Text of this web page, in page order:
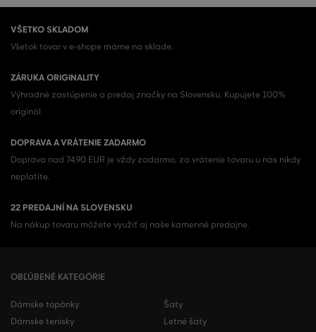
VŠETKO SKLADOM
Všetok tovar v e-shope máme na sklade.
ZÁRUKA ORIGINALITY
Výhradné zastúpenie a predaj značky na Slovensku. Kupujete 100%
originál.
DOPRAVA A VRÁTENIE ZADARMO
Doprava nad 74,90 EUR je vždy zadarmo, za vrátenie tovaru u nás nikdy
neplatíte.
22 PREDAJNÍ NA SLOVENSKU
Na nákup tovaru môžete využiť aj naše kamenné predajne.
OBĽÚBENÉ KATEGÓRIE
Dámske topánky
Dámske tenisky
Šaty
Letné šaty